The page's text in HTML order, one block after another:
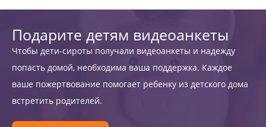
Подарите детям видеоанкеты
Чтобы дети-сироты получали видеоанкеты и надежду
попасть домой, необходима ваша поддержка. Каждое
ваше пожертвование помогает ребенку из детского дома
встретить родителей.